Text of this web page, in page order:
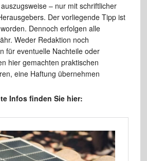
– nur mit schriftlicher
Der vorliegende Tipp ist
Dennoch erfolgen alle
Weder Redaktion noch
für eventuelle Nachteile oder
hier gemachten praktischen
eine Haftung übernehmen
Infos finden Sie hier: